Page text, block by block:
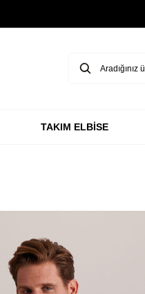
TAKIM ELBİSE